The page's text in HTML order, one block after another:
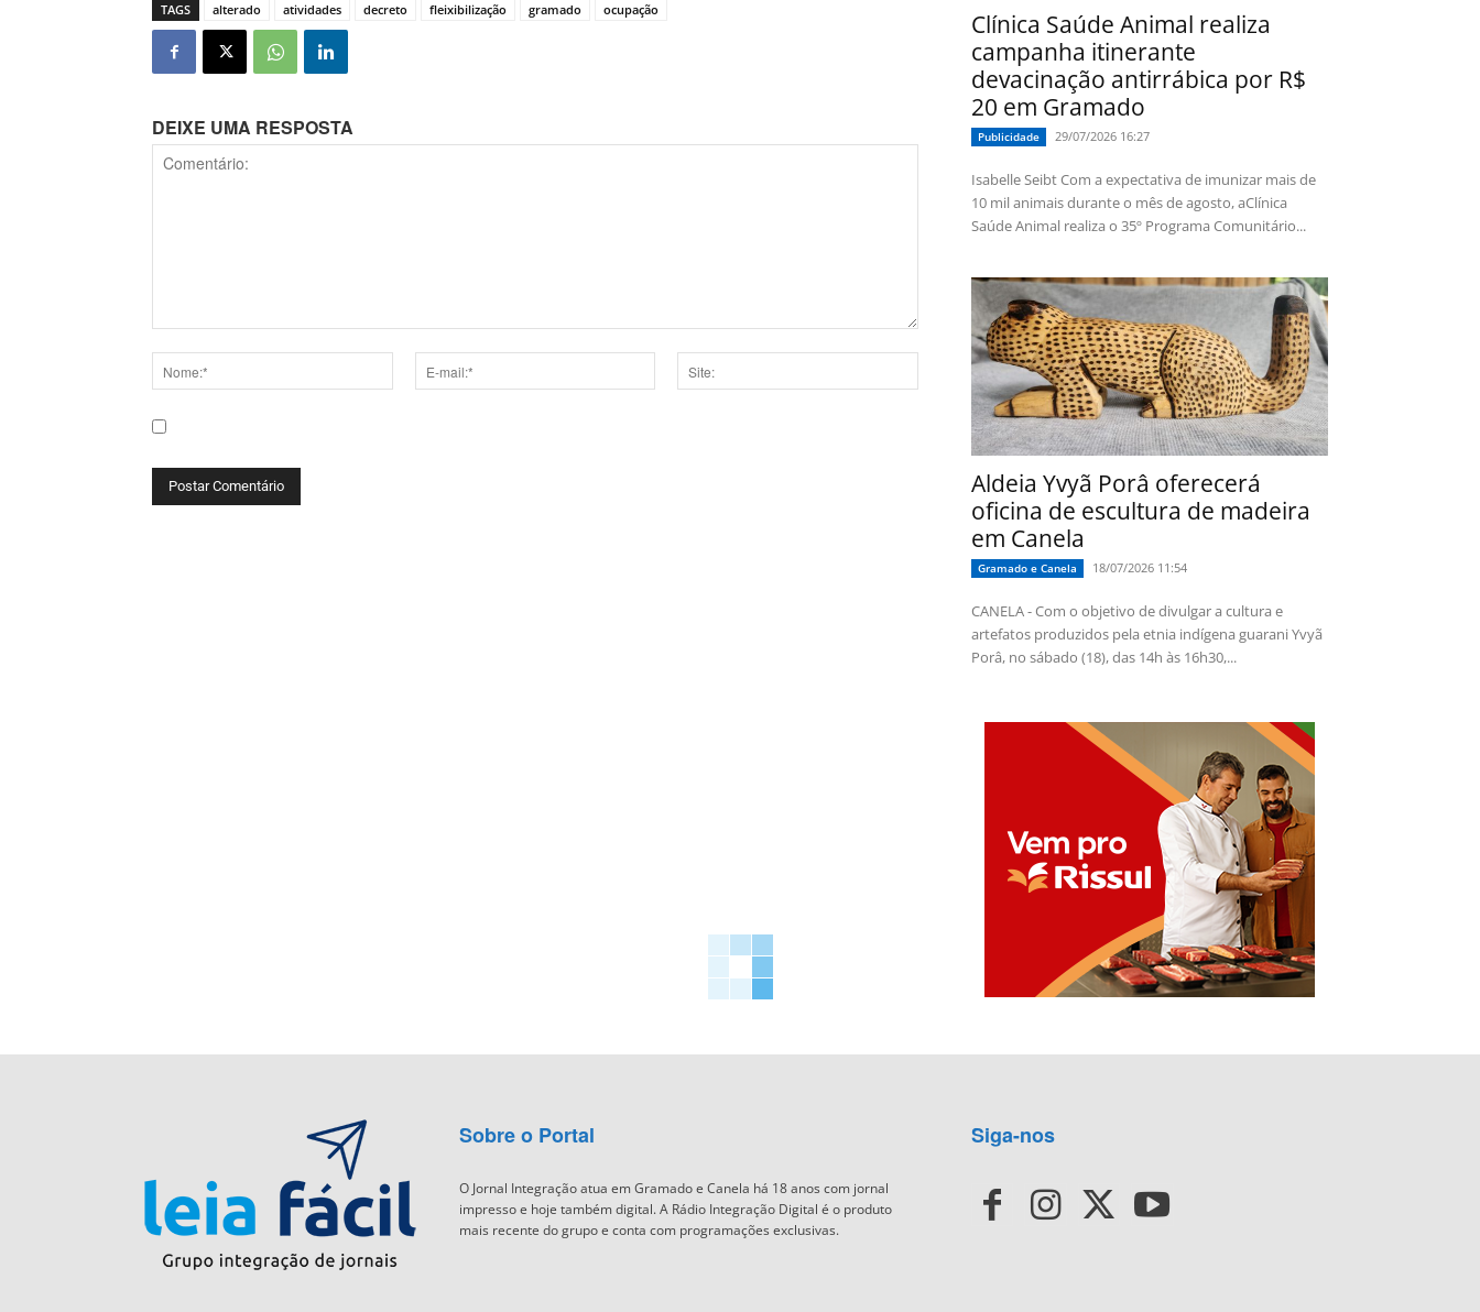
TAGS alterado atividades decreto fleixibilização gramado ocupação
DEIXE UMA RESPOSTA
Clínica Saúde Animal realiza
campanha itinerante
devacinação antirrábica por R$
20 em Gramado
Publicidade 29/07/2026 16:27
Isabelle Seibt Com a expectativa de imunizar mais de
10 mil animais durante o mês de agosto, aClínica
Saúde Animal realiza o 35º Programa Comunitário...
Aldeia Yvyã Porâ oferecerá
oficina de escultura de madeira
em Canela
Gramado e Canela 18/07/2026 11:54
CANELA - Com o objetivo de divulgar a cultura e
artefatos produzidos pela etnia indígena guarani Yvyã
Porâ, no sábado (18), das 14h às 16h30,...
Sobre o Portal
O Jornal Integração atua em Gramado e Canela há 18 anos com jornal
impresso e hoje também digital. A Rádio Integração Digital é o produto
mais recente do grupo e conta com programações exclusivas.
Siga-nos